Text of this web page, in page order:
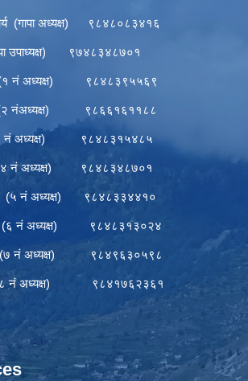
(गापा अध्यक्ष) ९८४८०८३४१६
उपाध्यक्ष) ९७४८३४८७०१
(१ नं अध्यक्ष) ९८४८३९५५६९
नंअध्यक्ष) ९८६६१६११८८
नं अध्यक्ष) ९८४८३१५४८५
(४ नं अध्यक्ष) ९८४८३४८७०१
(५ नं अध्यक्ष) ९८४८३३४४१०
(६ नं अध्यक्ष) ९८४८३१३०२४
(७ नं अध्यक्ष) ९८४९६३०५९८
(८ नं अध्यक्ष) ९८४१७६२३६१